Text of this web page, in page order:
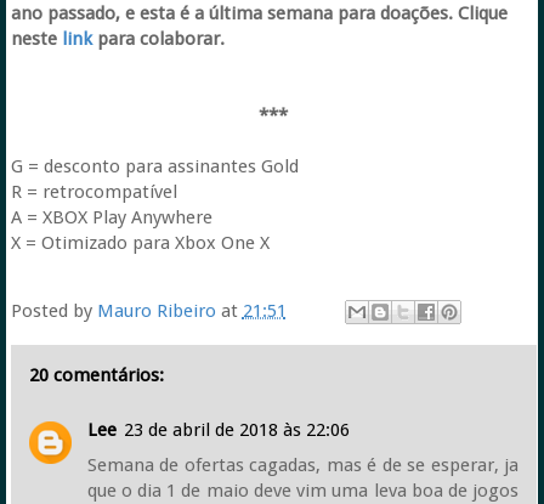
ano passado, e esta é a última semana para doações. Clique
neste link para colaborar.
***
G = desconto para assinantes Gold
R = retrocompatível
A = XBOX Play Anywhere
X = Otimizado para Xbox One X
Posted by Mauro Ribeiro at 21:51
20 comentários:
Lee 23 de abril de 2018 às 22:06
Semana de ofertas cagadas, mas é de se esperar, ja
que o dia 1 de maio deve vim uma leva boa de jogos